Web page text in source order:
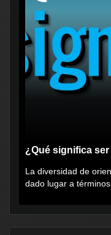
¿Qué significa
La diversidad de
dado lugar a